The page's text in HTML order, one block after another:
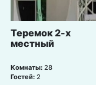
Теремок 2-х
местный
Комнаты: 28
Гостей: 2